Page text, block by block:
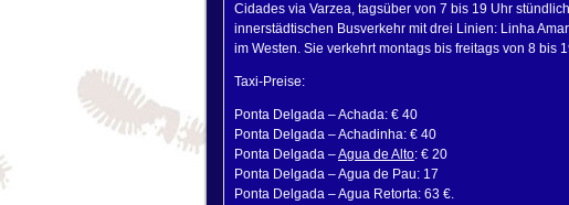
Cidades via Varzea, tagsüber von 7 bis 19 Uhr
innerstädtischen Busverkehr mit drei Linien: Linha
im Westen. Sie verkehrt montags bis freitags von 8 bis
Taxi-Preise:
Ponta Delgada – Achada: € 40
Ponta Delgada – Achadinha: € 40
Ponta Delgada –Agua de Alto: € 20
Ponta Delgada – Agua de Pau: 17
Ponta Delgada – Agua Retorta: 63 €.